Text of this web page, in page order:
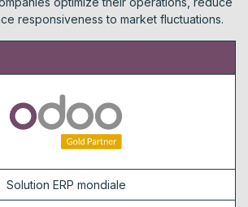
responsiveness to market fluctuations.
Solution ERP mondiale